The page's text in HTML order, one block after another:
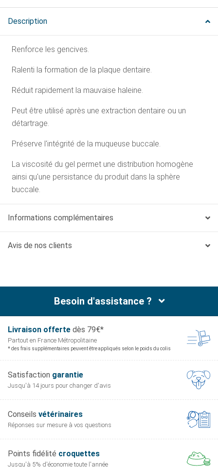
Description
Renforce les gencives.
Ralenti la formation de la plaque dentaire.
Réduit rapidement la mauvaise haleine.
Peut être utilisé après une extraction dentaire ou un
détartrage.
Préserve l'intégrité de la muqueuse buccale.
La viscosité du gel permet une distribution homogène
ainsi qu'une persistance du produit dans la sphère
buccale.
Informations complémentaires
Avis de nos clients
Besoin d'assistance ?
Livraison offerte dès 79€*
Partout en France Métropolitaine
* des frais supplémentaires peuvent être appliqués selon le poids du colis
Satisfaction garantie
Jusqu'à 14 jours pour changer d'avis
Conseils vétérinaires
Réponses sur mesure à vos questions
Points fidélité croquettes
Jusqu'à 5% d'économie toute l'année